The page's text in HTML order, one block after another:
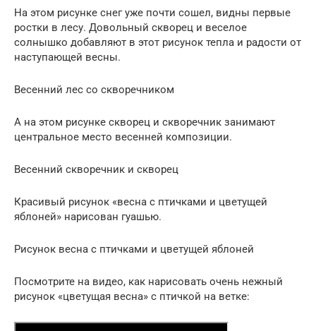
На этом рисунке снег уже почти сошел, видны первые
ростки в лесу. Довольный скворец и веселое
солнышко добавляют в этот рисунок тепла и радости от
наступающей весны.
Весенний лес со скворечником
А на этом рисунке скворец и скворечник занимают
центральное место весенней композиции.
Весенний скворечник и скворец
Красивый рисунок «весна с птичками и цветущей
яблоней» нарисован гуашью.
Рисунок весна с птичками и цветущей яблоней
Посмотрите на видео, как нарисовать очень нежный
рисунок «цветущая весна» с птичкой на ветке: